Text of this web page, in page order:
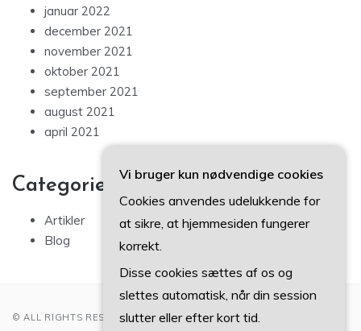
januar 2022
december 2021
november 2021
oktober 2021
september 2021
august 2021
april 2021
Categories
Artikler
Blog
© ALL RIGHTS RESERVED 2022
Vi bruger kun nødvendige cookies
Cookies anvendes udelukkende for
at sikre, at hjemmesiden fungerer
korrekt.
Disse cookies sættes af os og
slettes automatisk, når din session
slutter eller efter kort tid.